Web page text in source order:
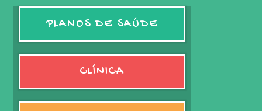
PLANOS DE SAÚDE
CLÍNICA